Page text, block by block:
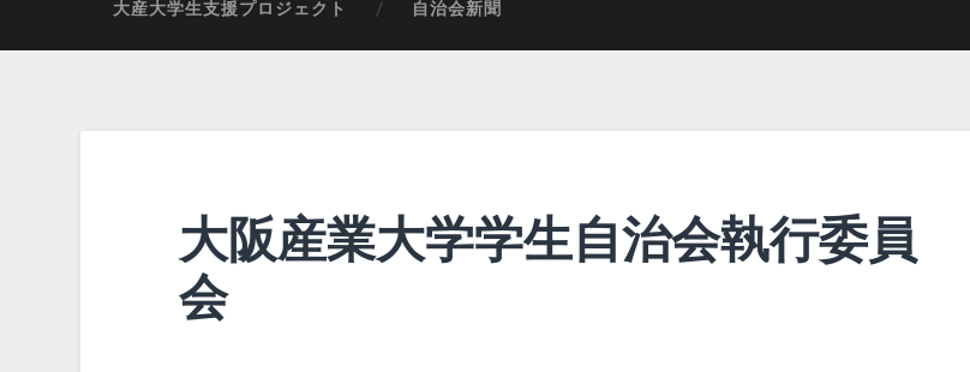
大産大学生支援プロジェクト 自治会新聞
大阪産業大学学生自治会執行委員
会